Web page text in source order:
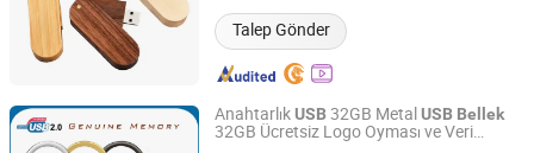
Talep Gönder
AnahtarlıkUSB32GB MetalUSB Bellek
32GB Ücretsiz Logo Oyması ve Veri
Shenzhen Keeptech Electronics Limited